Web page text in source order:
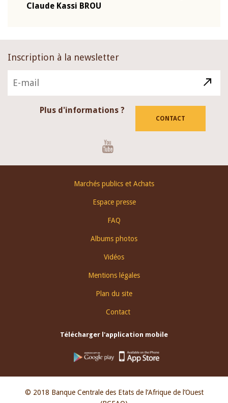
Claude Kassi BROU
Inscription à la newsletter
Plus d'informations ?
CONTACT
Marchés publics et Achats
Espace presse
FAQ
Albums photos
Vidéos
Mentions légales
Plan du site
Contact
Télécharger l'application mobile
© 2018 Banque Centrale des Etats de l’Afrique de l’Ouest